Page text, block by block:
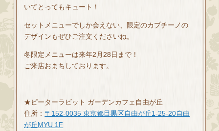
いてとってもキュート！
セットメニューでしか会えない、限定のカプチーノの
デザインもぜひご注文くださいね。
冬限定メニューは来年2月28日まで！
ご来店おまちしております。
★ピーターラビット ガーデンカフェ自由が丘
住所： 〒152-0035 東京都目黒区自由が丘1-25-20自由
が丘MYU 1F